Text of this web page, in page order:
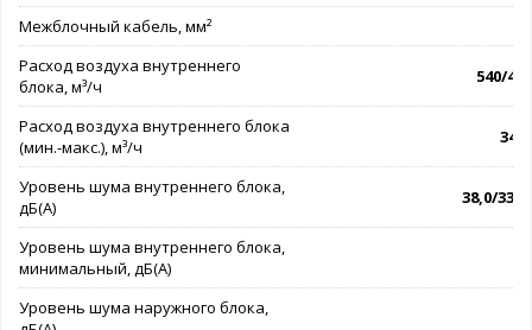
Межблочный кабель, мм²
Расход воздуха внутреннего
блока, м³/ч
540/
Расход воздуха внутреннего блока
(мин.-макс.), м³/ч
340
Уровень шума внутреннего блока,
дБ(А)
38,0/
Уровень шума внутреннего блока,
минимальный, дБ(А)
Уровень шума наружного блока,